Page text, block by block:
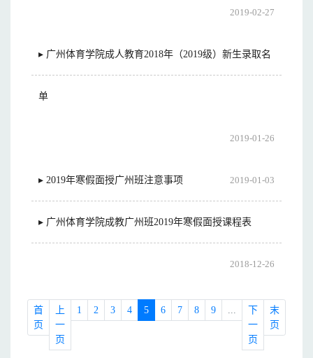
2019-02-27
▸ 广州体育学院成人教育2018年（2019级）新生录取名
单
2019-01-26
▸ 2019年寒假面授广州班注意事项 2019-01-03
▸ 广州体育学院成教广州班2019年寒假面授课程表
2018-12-26
首
页
上
一
页
1 2 3 4 5 6 7 8 9 ...
下
一
页
末
页